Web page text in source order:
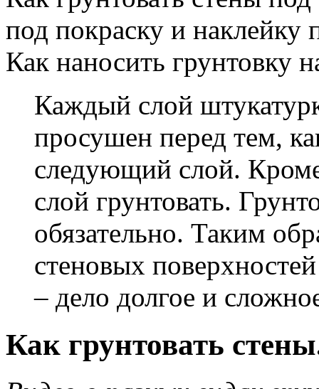
под покраску и наклейку
Как наносить грунтовку
Каждый слой
просушен перед тем,
следующий слой.
слой грунтовать.
обязательно. Таким
стеновых
– дело долгое и
Как грунтовать